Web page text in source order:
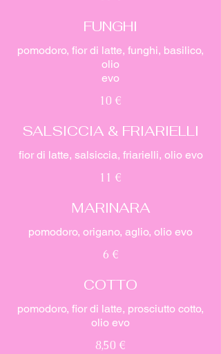
FUNGHI
pomodoro, fior di latte, funghi, basilico,
olio
evo
10 €
SALSICCIA & FRIARIELLI
fior di latte, salsiccia, friarielli, olio evo
11 €
MARINARA
pomodoro, origano, aglio, olio evo
6 €
COTTO
pomodoro, fior di latte, prosciutto cotto,
olio evo
8,50 €